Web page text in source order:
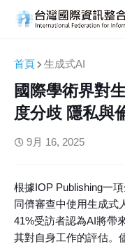
首頁 生成式AI
國際學術界對
度分歧 隱私與
9月 16, 2025
根據IOP Publishing一
同儕審查中使用生成式
41%受訪者認為AI將帶
其對自身工作的評估。